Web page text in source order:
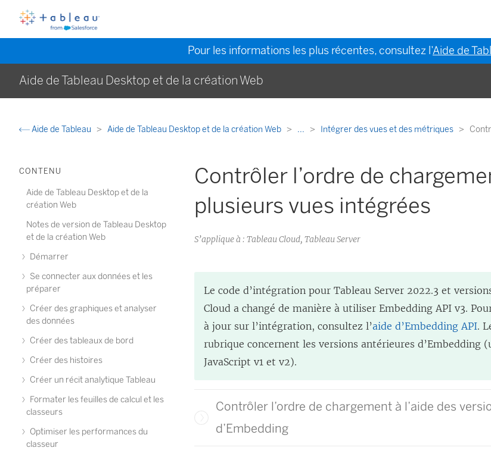
Pour les informations les plus récentes, consultez l’Aide de
Aide de Tableau Desktop et de la création Web
Aide de Tableau Aide de Tableau Desktop et de la création Web ... Intégrer des vues et des métriques
CONTENU
Aide de Tableau Desktop et de la
création Web
Notes de version de Tableau Desktop
et de la création Web
Démarrer
Se connecter aux données et les
préparer
Créer des graphiques et analyser
des données
Créer des tableaux de bord
Créer des histoires
Créer un récit analytique Tableau
Formater les feuilles de calcul et les
classeurs
Optimiser les performances du
classeur
Contrôler l’ordre de
plusieurs vues intégrées
S’applique à : Tableau Cloud, Tableau Server
Le code d’intégration pour Tableau Server 2022.3 et
Cloud a changé de manière à utiliser Embedding API v3.
à jour sur l’intégration, consultez l’aide d’Embedding API.
rubrique concernent les versions antérieures d’Embedding
JavaScript v1 et v2).
Contrôler l’ordre de chargement à l’aide des
d’Embedding